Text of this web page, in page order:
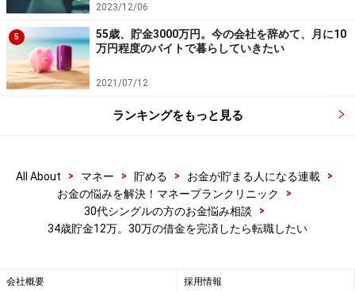
2023/12/06
5
55歳、貯金3000万円。今の会社を辞めて、月に10
万円程度のバイトで暮らしていきたい
2021/07/12
ランキングをもっと見る
All About > マネー > 貯める > お金が貯まる人になる連載
>
お金の悩みを解決！マネープランクリニック
>
30代シングルの方のお金悩み相談
>
34歳貯金12万。30万の借金を完済したら転職したい
会社概要 採用情報